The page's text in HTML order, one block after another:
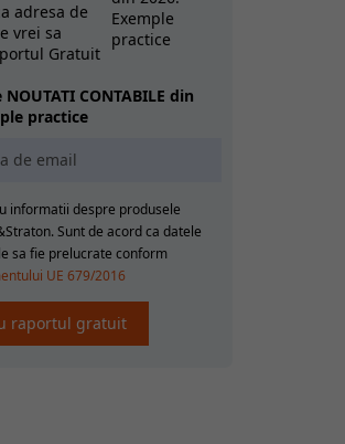
adresa de
vrei sa
Gratuit
CONTABILE din
practice
informatii despre produsele
de acord ca datele
sa fie prelucrate conform
UE 679/2016